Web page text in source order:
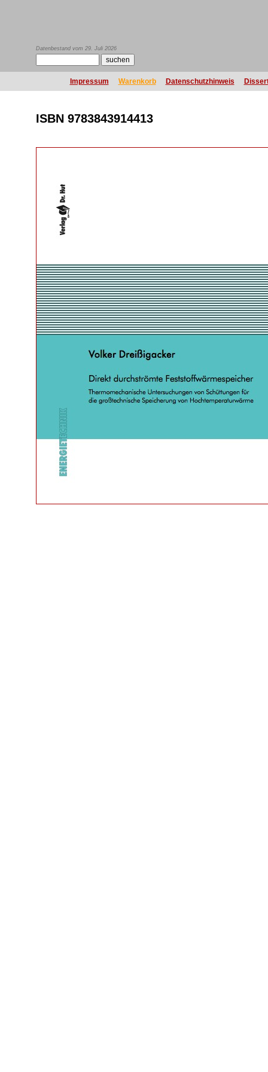
Datenbestand vom 29. Juli 2026
Impressum Warenkorb Datenschutzhinweis
ISBN 9783843914413